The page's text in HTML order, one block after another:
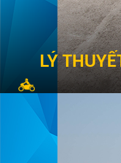
LÝ
XE MÁY
Chi tiết